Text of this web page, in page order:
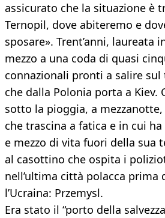
assicurato che la situazione è
Ternopil, dove abiteremo e
sposare». Trent’anni, laureata
mezzo a una coda di quasi
connazionali pronti a salire
che dalla Polonia porta a Kiev.
sotto la pioggia, a
che trascina a fatica e in cui
e mezzo di vita fuori della sua
al casottino che ospita i
nell’ultima città polacca prima
l’Ucraina: Przemysl.
Era stato il “porto della